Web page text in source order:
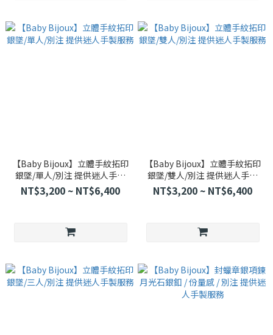
【Baby Bijoux】立體手紋拓印
銀墜/單人/別注 提供迷人手製
服務
NT$3,200 ~ NT$6,400
【Baby Bijoux】立體手紋拓印
銀墜/雙人/別注 提供迷人手製
服務
NT$3,200 ~ NT$6,400